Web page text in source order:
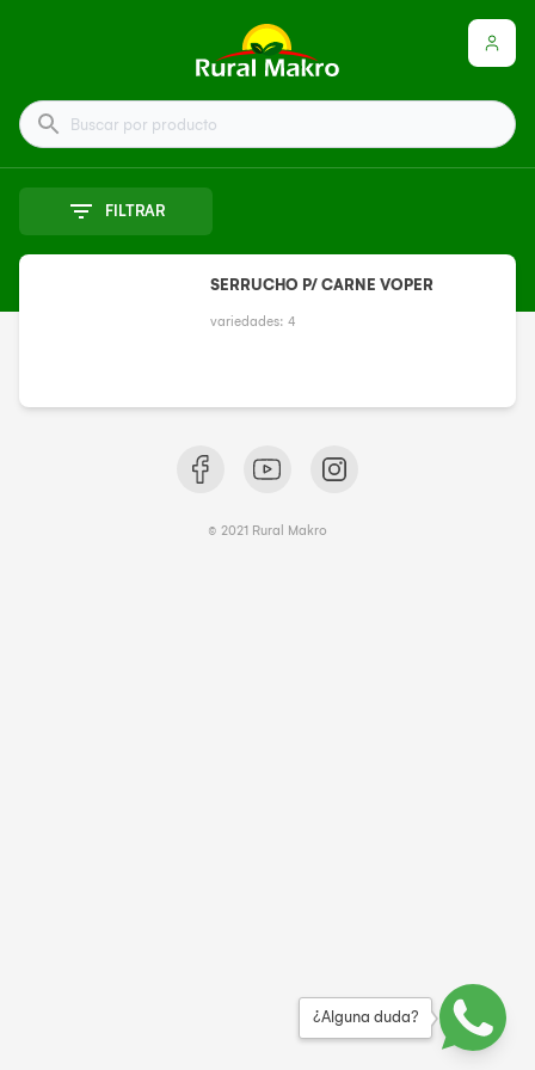
Buscar por producto
FILTRAR
SERRUCHO P/ CARNE VOPER
variedades: 4
© 2021 Rural Makro
¿Alguna duda?